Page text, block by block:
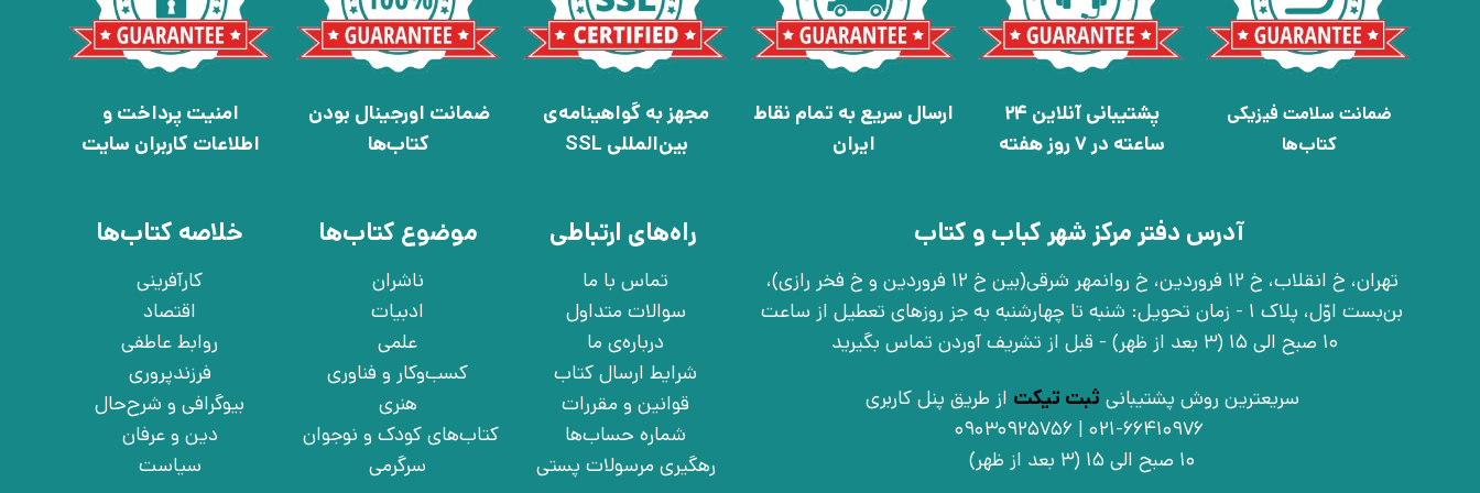
ضمانت سلامت فیزیکی
کتاب‌ها
پشتیبانی آنلاین 24
ساعته در 7 روز هفته
ارسال سریع به تمام نقاط
ایران
مجهز به گواهینامه‌ی
بین‌المللی SSL
ضمانت اورجینال بودن
کتاب‌ها
امنیت پرداخت و
اطلاعات کاربران سایت
آدرس دفتر مرکز شهر کباب و کتاب
تهران، خ انقلاب، خ 12 فروردین، خ روانمهر شرقی(بین خ 12 فروردین و خ فخر رازی)،
بن‌بست اوّل، پلاک 1 - زمان تحویل: شنبه تا چهارشنبه به جز روزهای تعطیل از ساعت
10 صبح الی 15 (3 بعد از ظهر) - قبل از تشریف آوردن تماس بگیرید
سریعترین روش پشتیبانی ثبت تیکت از طریق پنل کاربری
10 صبح الی 15 (3 بعد از ظهر)
راه‌های ارتباطی
تماس با ما
سوالات متداول
درباره‌ی ما
شرایط ارسال کتاب
قوانین و مقررات
شماره حساب‌ها
رهگیری مرسولات پستی
موضوع کتاب‌ها
ناشران
ادبیات
علمی
کسب‌وکار و فناوری
هنری
کتاب‌های کودک و نوجوان
سرگرمی
خلاصه کتاب‌ها
کارآفرینی
اقتصاد
روابط عاطفی
فرزندپروری
بیوگرافی و شرح‌حال
دین و عرفان
سیاست